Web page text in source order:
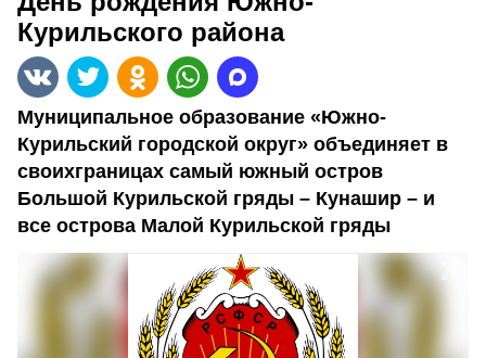
Курильского района
Муниципальное образование «Южно-
Курильский городской округ» объединяет в
своихграницах самый южный остров
Большой Курильской гряды – Кунашир – и
все острова Малой Курильской гряды